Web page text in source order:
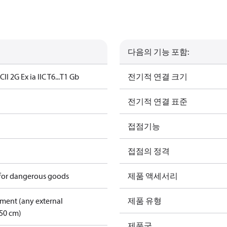
II 2G Ex ia IIC T6...T1 Gb
dangerous goods
(any external
cm)
다음의 기능 포함:
전기적 연결 크기
전기적 연결 표준
접점기능
접점의 정격
제품 액세서리
제품 유형